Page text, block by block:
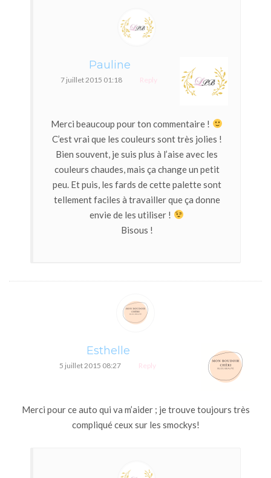
Pauline
7 juillet 2015 01:18 Reply
Merci beaucoup pour ton commentaire !
C’est vrai que les couleurs sont très jolies !
Bien souvent, je suis plus à l’aise avec les
couleurs chaudes, mais ça change un petit
peu. Et puis, les fards de cette palette sont
tellement faciles à travailler que ça donne
envie de les utiliser !
Bisous !
Esthelle
5 juillet 2015 08:27 Reply
Merci pour ce auto qui va m’aider ; je trouve toujours très
compliqué ceux sur les smockys!